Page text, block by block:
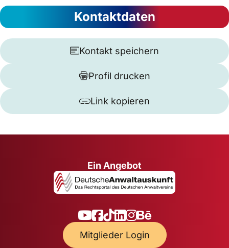
Kontaktdaten
Kontakt speichern
Profil drucken
Link kopieren
Ein Angebot
Mitglieder Login